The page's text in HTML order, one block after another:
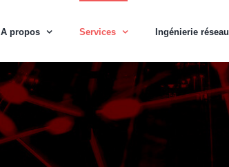
A propos Services Ingénierie réseau